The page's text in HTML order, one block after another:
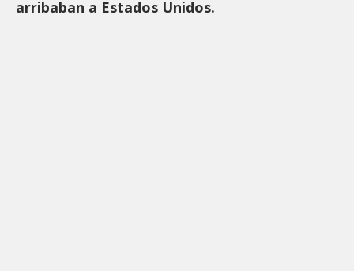
arribaban a Estados Unidos.